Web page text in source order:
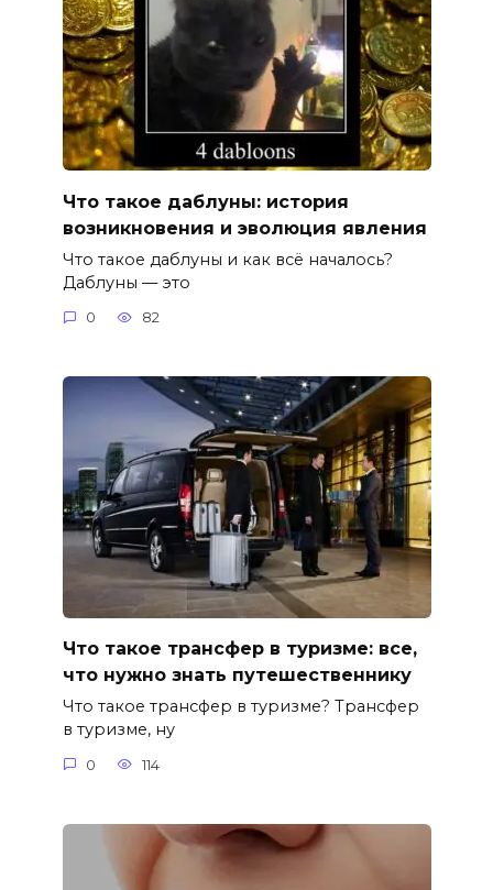
Что такое даблуны: история
возникновения и эволюция явления
Что такое даблуны и как всё началось?
Даблуны — это
0 82
Что такое трансфер в туризме: все,
что нужно знать путешественнику
Что такое трансфер в туризме? Трансфер
в туризме, ну
0 114